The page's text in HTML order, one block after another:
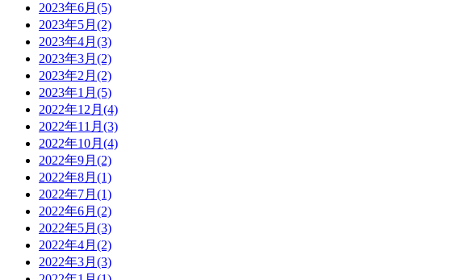
2023年6月(5)
2023年5月(2)
2023年4月(3)
2023年3月(2)
2023年2月(2)
2023年1月(5)
2022年12月(4)
2022年11月(3)
2022年10月(4)
2022年9月(2)
2022年8月(1)
2022年7月(1)
2022年6月(2)
2022年5月(3)
2022年4月(2)
2022年3月(3)